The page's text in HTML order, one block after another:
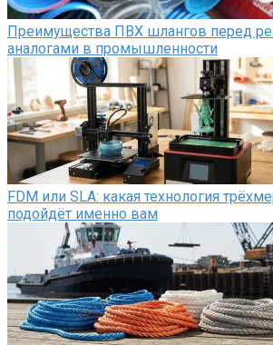
Преимущества ПВХ шлангов перед
аналогами в промышленности
FDM или SLA: какая технология
подойдёт именно вам